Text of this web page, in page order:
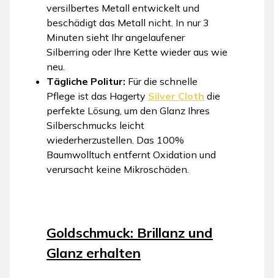
versilbertes Metall entwickelt und
beschädigt das Metall nicht. In nur 3
Minuten sieht Ihr angelaufener
Silberring oder Ihre Kette wieder aus wie
neu.
Tägliche Politur: Für die schnelle
Pflege ist das Hagerty Silver Cloth die
perfekte Lösung, um den Glanz Ihres
Silberschmucks leicht
wiederherzustellen. Das 100%
Baumwolltuch entfernt Oxidation und
verursacht keine Mikroschäden.
Goldschmuck: Brillanz und
Glanz erhalten